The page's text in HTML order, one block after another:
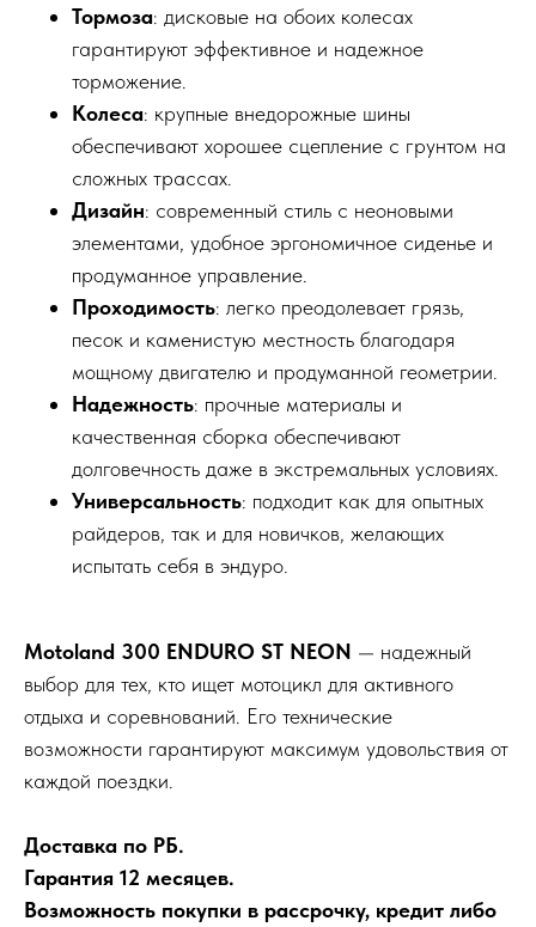
Тормоза: дисковые на обоих колесах
гарантируют эффективное и надежное
торможение.
Колеса: крупные внедорожные шины
обеспечивают хорошее сцепление с грунтом на
сложных трассах.
Дизайн: современный стиль с неоновыми
элементами, удобное эргономичное сиденье и
продуманное управление.
Проходимость: легко преодолевает грязь,
песок и каменистую местность благодаря
мощному двигателю и продуманной геометрии.
Надежность: прочные материалы и
качественная сборка обеспечивают
долговечность даже в экстремальных условиях.
Универсальность: подходит как для опытных
райдеров, так и для новичков, желающих
испытать себя в эндуро.
Motoland 300 ENDURO ST NEON — надежный
выбор для тех, кто ищет мотоцикл для активного
отдыха и соревнований. Его технические
возможности гарантируют максимум удовольствия от
каждой поездки.
Доставка по РБ.
Гарантия 12 месяцев.
Возможность покупки в рассрочку, кредит либо